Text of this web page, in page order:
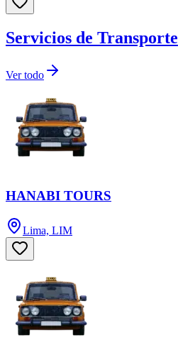
Servicios de Transporte
Ver todo
HANABI TOURS
Lima, LIM